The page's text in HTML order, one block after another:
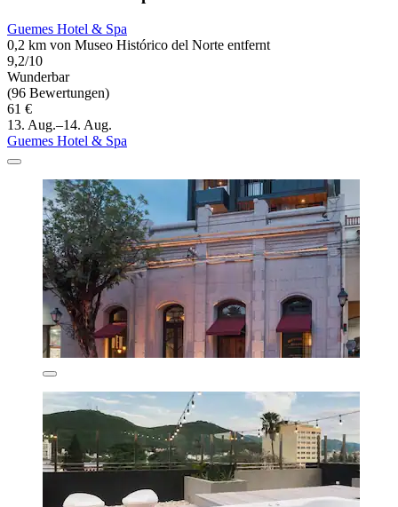
Guemes Hotel & Spa
0,2 km von Museo Histórico del Norte entfernt
9,2/10
Wunderbar
(96 Bewertungen)
61 €
13. Aug.–14. Aug.
Guemes Hotel & Spa